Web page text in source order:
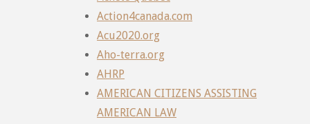
Action4canada.com
Acu2020.org
Aho-terra.org
AHRP
AMERICAN CITIZENS ASSISTING
AMERICAN LAW